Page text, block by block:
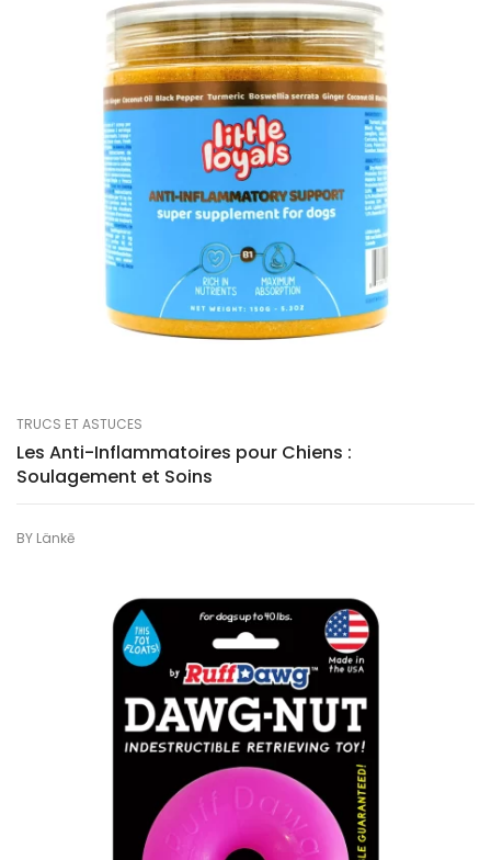
TRUCS ET ASTUCES
Les Anti-Inflammatoires pour Chiens :
Soulagement et Soins
BY Länkē